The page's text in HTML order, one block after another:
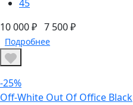
45
10 000 ₽ 7 500 ₽
Подробнее
-25%
Off-White Out Of Office Black